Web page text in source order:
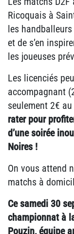
Ricoquais à
les
et de s’en
les joueuses
Les licenciés
accompagnant
seulement 2€
rater pour
d’une soirée
Noires !
On vous attend
matchs à
Ce samedi 30
championnat à
Pouzin, équipe